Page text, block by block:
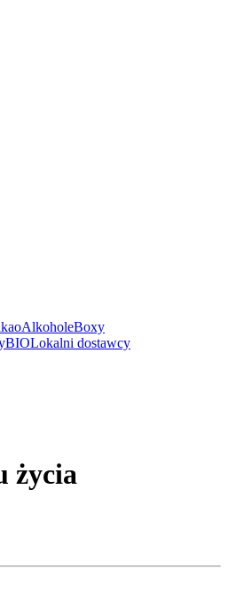
AlkoholeBoxy
BIOLokalni dostawcy
życia